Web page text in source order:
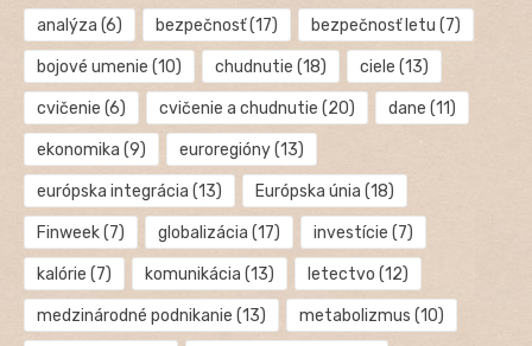
analýza (6) bezpečnosť(17) bezpečnosť letu (7)
bojové umenie (10) chudnutie (18) ciele (13)
cvičenie (6) cvičenie a chudnutie (20) dane (11)
ekonomika (9) euroregióny(13)
európska integrácia (13) Európska únia (18)
Finweek(7) globalizácia (17) investície (7)
kalórie (7) komunikácia (13) letectvo (12)
medzinárodné podnikanie (13) metabolizmus (10)